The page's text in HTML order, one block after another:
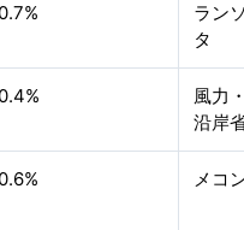
ラン
タ
風力
沿岸
メコ